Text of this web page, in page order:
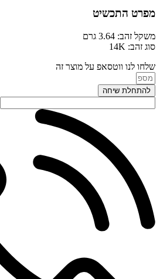
מפרט התכשיט
משקל זהב: 3.64 גרם
סוג זהב: 14K
שלחו לנו ווטסאפ על מוצר זה
להתחלת שיחה